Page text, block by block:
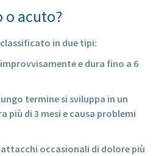
o acuto?
in due tipi:
e dura fino a 6
termine si sviluppa in un
più di 3 mesi e causa problemi
attacchi occasionali di dolore più